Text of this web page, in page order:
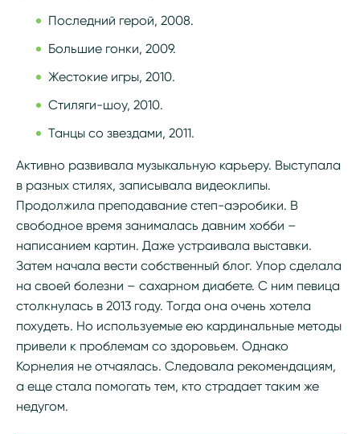
Последний герой, 2008.
Большие гонки, 2009.
Жестокие игры, 2010.
Стиляги-шоу, 2010.
Танцы со звездами, 2011.
Активно развивала музыкальную карьеру. Выступала
в разных стилях, записывала видеоклипы.
Продолжила преподавание степ-аэробики. В
свободное время занималась давним хобби –
написанием картин. Даже устраивала выставки.
Затем начала вести собственный блог. Упор сделала
на своей болезни – сахарном диабете. С ним певица
столкнулась в 2013 году. Тогда она очень хотела
похудеть. Но используемые ею кардинальные методы
привели к проблемам со здоровьем. Однако
Корнелия не отчаялась. Следовала рекомендациям,
а еще стала помогать тем, кто страдает таким же
недугом.